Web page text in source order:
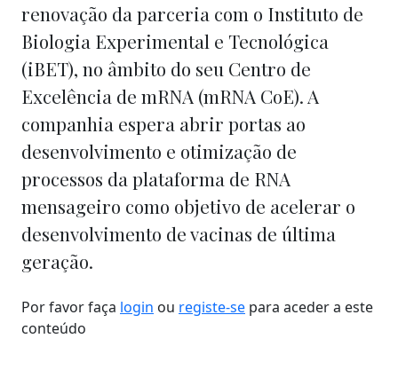
renovação da parceria com o Instituto de
Biologia Experimental e Tecnológica
(iBET), no âmbito do seu Centro de
Excelência de mRNA (mRNA CoE). A
companhia espera abrir portas ao
desenvolvimento e otimização de
processos da plataforma de RNA
mensageiro como objetivo de acelerar o
desenvolvimento de vacinas de última
geração.
Por favor faça login ou registe-se para aceder a este
conteúdo